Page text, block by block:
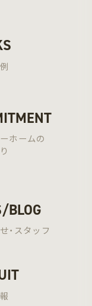
ホームの
BLOG
・スタッフ